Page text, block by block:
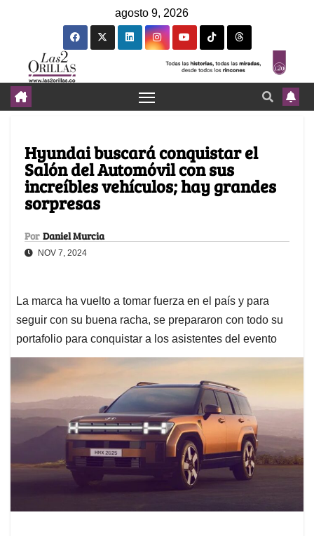
agosto 9, 2026
Hyundai buscará conquistar el
Salón del Automóvil con sus
increíbles vehículos; hay grandes
sorpresas
Por Daniel Murcia
NOV 7, 2024
La marca ha vuelto a tomar fuerza en el país y para
seguir con su buena racha, se prepararon con todo su
portafolio para conquistar a los asistentes del evento